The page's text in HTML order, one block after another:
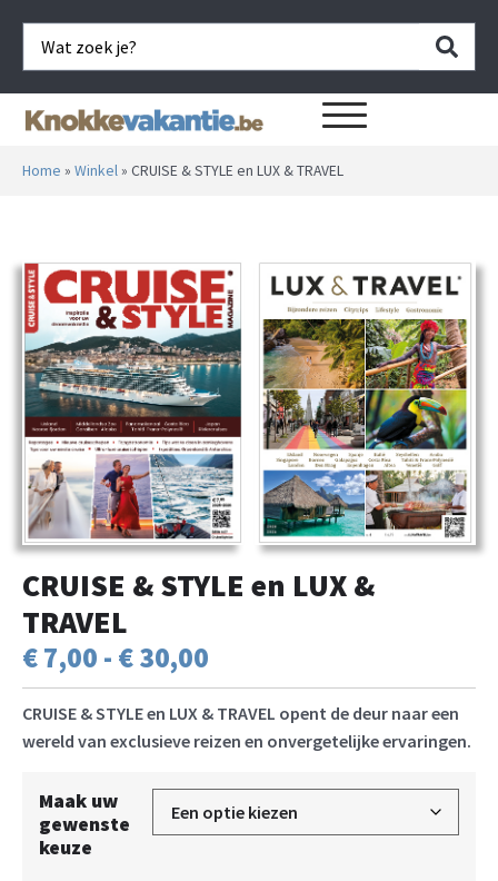
Home » Winkel » CRUISE & STYLE en LUX & TRAVEL
CRUISE & STYLE en LUX &
TRAVEL
€7,00 - €30,00
CRUISE & STYLE en LUX & TRAVEL opent de deur naar een
wereld van exclusieve reizen en onvergetelijke ervaringen.
Maak uw
gewenste
keuze